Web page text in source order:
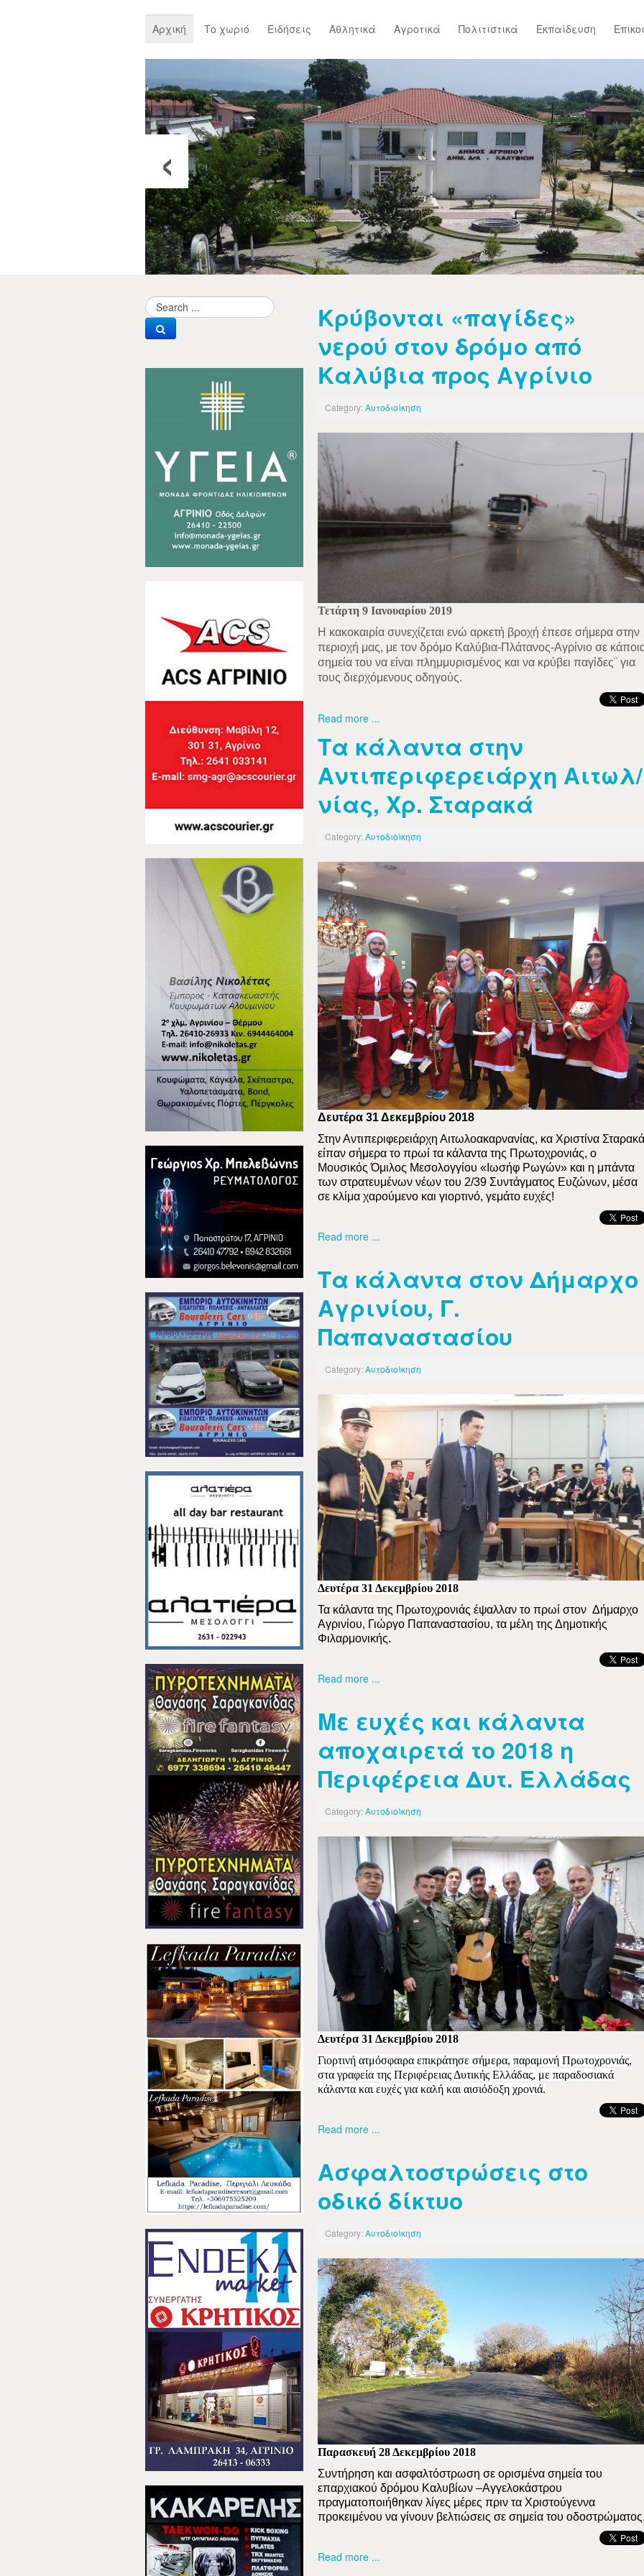
Αρχική Το χωριό Ειδήσεις Αθλητικά Αγροτικά Πολιτιστικά Εκπαίδευση
‹
Κρύβονται «παγίδες»
νερού στον δρόμο από
Καλύβια προς Αγρίνιο
Category:Αυτοδιοίκηση
Τετάρτη 9 Ιανουαρίου 2019
Η κακοκαιρία συνεχίζεται ενώ αρκετή βροχή έπεσε σήμερα στην
περιοχή μας, με τον δρόμο Καλύβια-Πλάτανος-Αγρίνιο σε
σημεία του να είναι πλημμυρισμένος και να κρύβει παγίδες¨ για
τους διερχόμενους οδηγούς.
Read more ...
Τα κάλαντα στην
Αντιπεριφερειάρχη Αιτωλ/
νίας, Χρ. Σταρακά
Category:Αυτοδιοίκηση
Δευτέρα 31 Δεκεμβρίου 2018
Στην Αντιπεριφερειάρχη Αιτωλοακαρνανίας, κα Χριστίνα
είπαν σήμερα το πρωί τα κάλαντα της Πρωτοχρονιάς, ο
Mουσικός Όμιλος Μεσολογγίου «Ιωσήφ Ρωγών» και η μπάντα
των στρατευμένων νέων του 2/39 Συντάγματος Ευζώνων, μέσα
σε κλίμα χαρούμενο και γιορτινό, γεμάτο ευχές!
Read more ...
Τα κάλαντα στον Δήμαρχο
Αγρινίου, Γ.
Παπαναστασίου
Category:Αυτοδιοίκηση
Δευτέρα 31 Δεκεμβρίου 2018
Τα κάλαντα της Πρωτοχρονιάς έψαλλαν το πρωί στον Δήμαρχο
Αγρινίου, Γιώργο Παπαναστασίου, τα μέλη της Δημοτικής
Φιλαρμονικής.
Read more ...
Με ευχές και κάλαντα
αποχαιρετά το 2018 η
Περιφέρεια Δυτ. Ελλάδας
Category:Αυτοδιοίκηση
Δευτέρα 31 Δεκεμβρίου 2018
Γιορτινή ατμόσφαιρα επικράτησε σήμερα, παραμονή Πρωτοχρονιάς,
στα γραφεία της Περιφέρειας Δυτικής Ελλάδας, με παραδοσιακά
κάλαντα και ευχές για καλή και αισιόδοξη χρονιά.
Read more ...
Ασφαλτοστρώσεις στο
οδικό δίκτυο
Category:Αυτοδιοίκηση
Παρασκευή 28 Δεκεμβρίου 2018
Συντήρηση και ασφαλτόστρωση σε ορισμένα σημεία του
επαρχιακού δρόμου Καλυβίων –Αγγελοκάστρου
πραγματοποιήθηκαν λίγες μέρες πριν τα Χριστούγεννα
προκειμένου να γίνουν βελτιώσεις σε σημεία του
Read more ...